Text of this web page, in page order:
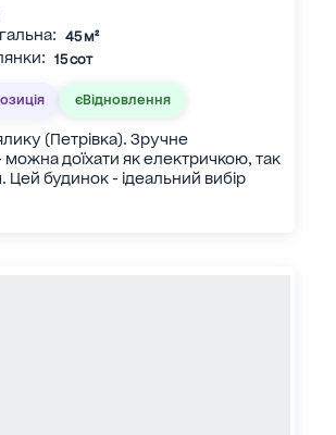
45 м²
15 сот
єВідновлення
(Петрівка). Зручне
доїхати як електричкою, так
Цей будинок - ідеальний вибір